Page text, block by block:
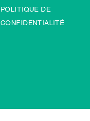
POLITIQUE DE
CONFIDENTIALITÉ